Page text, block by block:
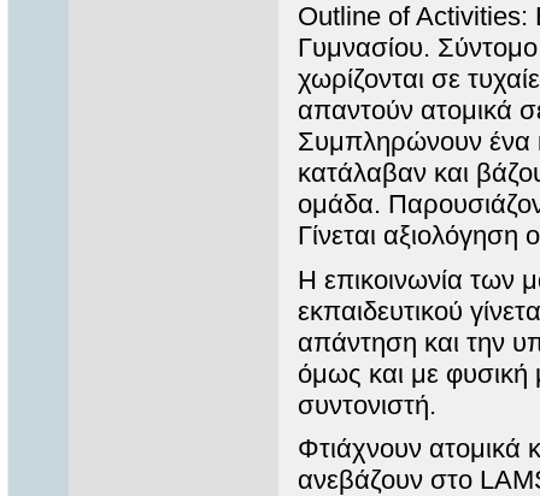
Outline of Activities:
Γυμνασίου.
χωρίζονται σε
απαντούν ατομικά
Συμπληρώνουν ένα
κατάλαβαν και
ομάδα.
Γίνεται αξιολόγηση
H επικοινωνία των
εκπαιδευτικού
απάντηση και την
όμως και με φυσική
συντονιστή.
Φτιάχνουν ατομικά
ανεβάζουν στο